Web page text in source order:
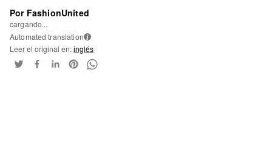
Por FashionUnited
cargando...
Automated translation i
Leer el original en:inglés